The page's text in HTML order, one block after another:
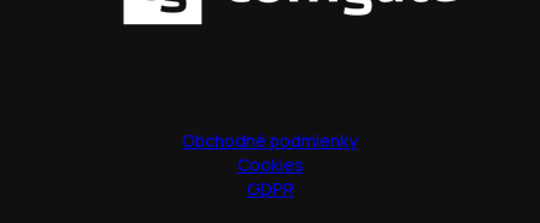
Obchodné podmienky
Cookies
GDPR